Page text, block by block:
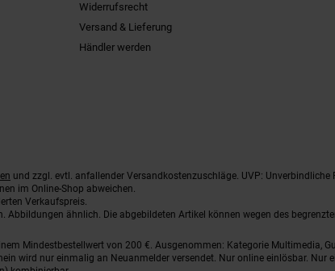
Widerrufsrecht
Versand & Lieferung
Händler werden
und zzgl. evtl. anfallender Versandkostenzuschläge. UVP: Unverbindliche
im Online-Shop abweichen.
Verkaufspreis.
ähnlich. Die abgebildeten Artikel können wegen des
Mindestbestellwert von 200 €. Ausgenommen: Kategorie Multimedia,
wird nur einmalig an Neuanmelder versendet. Nur online einlösbar.